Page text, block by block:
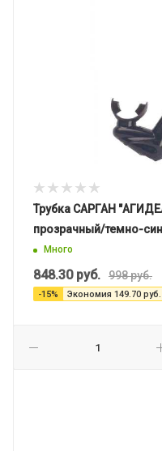
Трубка САРГАН
прозрачный/темно-
Много
848.30руб. 998руб.
-15% Экономия 149.70 руб.